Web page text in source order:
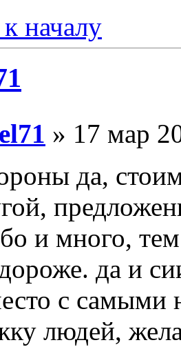
началу
» 17 мар
да,
и много,
да и
с самыми
людей,